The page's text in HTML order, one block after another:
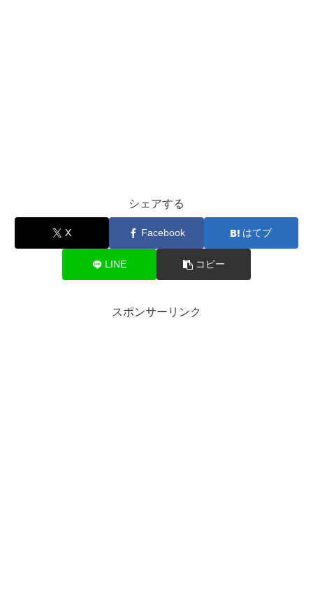
シェアする
X Facebook はてブ
LINE コピー
スポンサーリンク